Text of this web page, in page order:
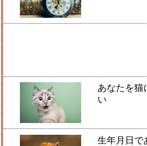
あなたを猫
い
生年月日で